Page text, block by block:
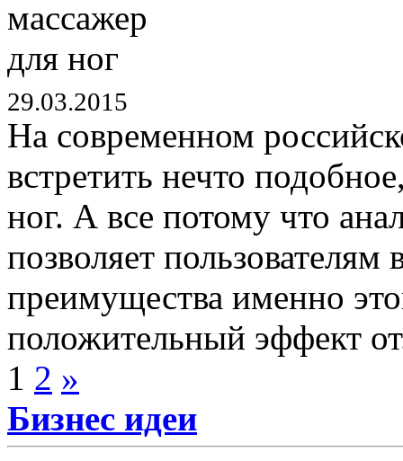
29.03.2015
На современном
встретить нечто
ног. А все потому что
позволяет
преимущества именно
положительный эффект
1 2 »
Бизнес идеи